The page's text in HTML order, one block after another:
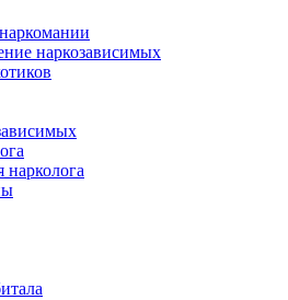
наркозависимых
нарколога